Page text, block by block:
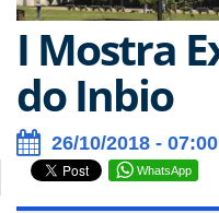
I Mostra
do Inbio
26/10/2018 -
WhatsApp